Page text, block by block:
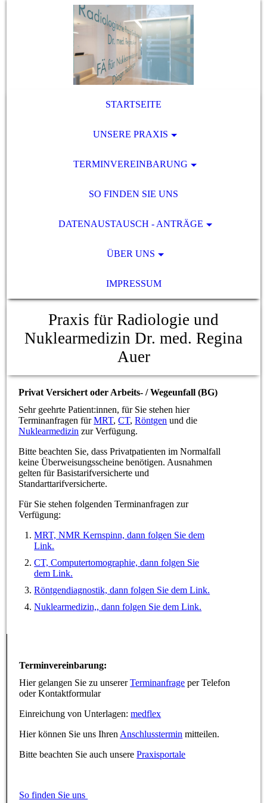
STARTSEITE
UNSERE PRAXIS
TERMINVEREINBARUNG
SO FINDEN SIE UNS
DATENAUSTAUSCH - ANTRÄGE
ÜBER UNS
IMPRESSUM
Praxis für Radiologie und
Nuklearmedizin Dr. med. Regina
Auer
Privat Versichert oder Arbeits- / Wegeunfall (BG)
Sehr geehrte Patient:innen, für Sie stehen hier
Terminanfragen fürMRT,CT,Röntgen und die
Nuklearmedizin zur Verfügung.
Bitte beachten Sie, dass Privatpatienten im Normalfall
keine Überweisungsscheine benötigen. Ausnahmen
gelten für Basistarifversicherte und
Standarttarifversicherte.
Für Sie stehen folgenden Terminanfragen zur
Verfügung:
MRT, NMR Kernspinn, dann folgen Sie dem
Link.
CT, Computertomographie, dann folgen Sie
dem Link.
Röntgendiagnostik, dann folgen Sie dem Link.
Nuklearmedizin,, dann folgen Sie dem Link.
Terminvereinbarung:
Hier gelangen Sie zu unsererTerminanfrage per Telefon
oder Kontaktformular
Einreichung von Unterlagen:medflex
Hier können Sie uns Ihren Anschlusstermin mitteilen.
Bitte beachten Sie auch unserePraxisportale
So finden Sie uns